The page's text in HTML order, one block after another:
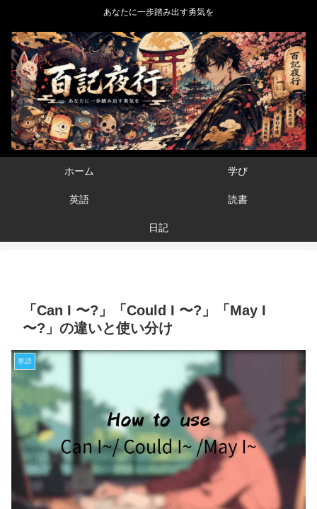
あなたに一歩踏み出す勇気を
ホーム 学び
英語 読書
日記
「Can I 〜?」「Could I 〜?」「May I
〜?」の違いと使い分け
単語